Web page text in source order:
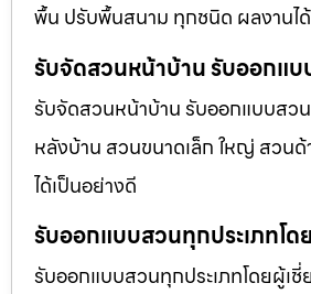
พื้น ปรับพื้นสนาม ทุกชนิด ผลงานไ
รับจัดสวนหน้าบ้าน รับออกแบ
รับจัดสวนหน้าบ้าน รับออกแบบสว
หลังบ้าน สวนขนาดเล็ก ใหญ่ สวน
ได้เป็นอย่างดี
รับออกแบบสวนทุกประเภทโ
รับออกแบบสวนทุกประเภทโดยผู้